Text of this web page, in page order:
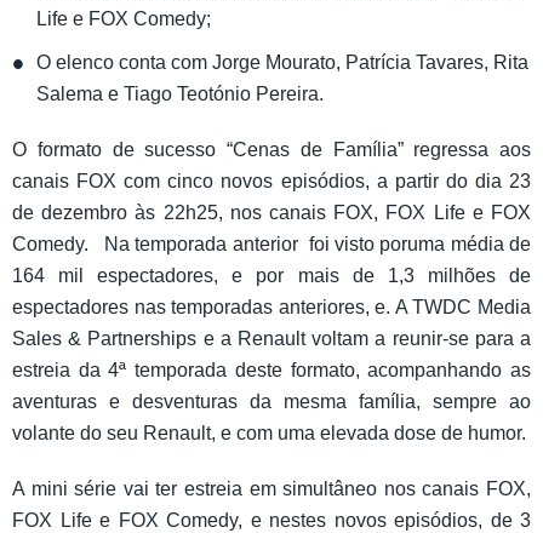
Life e FOX Comedy;
O elenco conta com Jorge Mourato, Patrícia Tavares, Rita
Salema e Tiago Teotónio Pereira.
O formato de sucesso “Cenas de Família” regressa aos
canais FOX com cinco novos episódios, a partir do dia 23
de dezembro às 22h25, nos canais FOX, FOX Life e FOX
Comedy. Na temporada anterior foi visto poruma média de
164 mil espectadores, e por mais de 1,3 milhões de
espectadores nas temporadas anteriores, e. A TWDC Media
Sales & Partnerships e a Renault voltam a reunir-se para a
estreia da 4ª temporada deste formato, acompanhando as
aventuras e desventuras da mesma família, sempre ao
volante do seu Renault, e com uma elevada dose de humor.
A mini série vai ter estreia em simultâneo nos canais FOX,
FOX Life e FOX Comedy, e nestes novos episódios, de 3